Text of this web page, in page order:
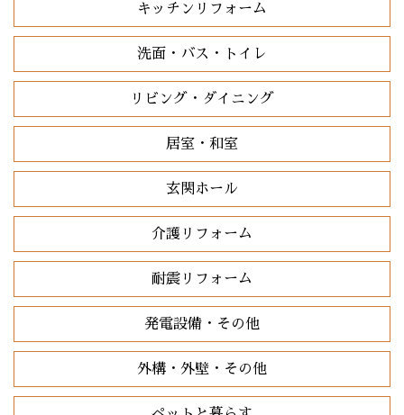
キッチンリフォーム
洗面・バス・トイレ
リビング・ダイニング
居室・和室
玄関ホール
介護リフォーム
耐震リフォーム
発電設備・その他
外構・外壁・その他